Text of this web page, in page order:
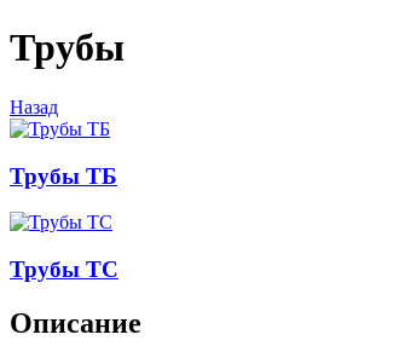
Трубы
Назад
Трубы ТБ
Трубы ТС
Описание